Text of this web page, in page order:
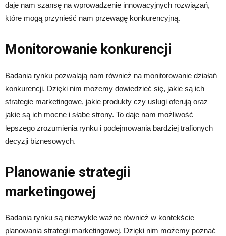
daje nam szansę na wprowadzenie innowacyjnych rozwiązań,
które mogą przynieść nam przewagę konkurencyjną.
Monitorowanie konkurencji
Badania rynku pozwalają nam również na monitorowanie działań
konkurencji. Dzięki nim możemy dowiedzieć się, jakie są ich
strategie marketingowe, jakie produkty czy usługi oferują oraz
jakie są ich mocne i słabe strony. To daje nam możliwość
lepszego zrozumienia rynku i podejmowania bardziej trafionych
decyzji biznesowych.
Planowanie strategii
marketingowej
Badania rynku są niezwykle ważne również w kontekście
planowania strategii marketingowej. Dzięki nim możemy poznać